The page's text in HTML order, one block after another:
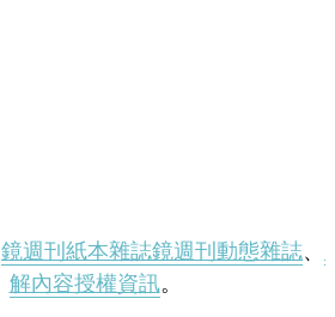
鏡週刊紙本雜誌鏡週刊動態雜誌、
解內容授權資訊。